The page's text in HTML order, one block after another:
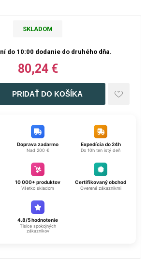
SKLADOM
do 10:00 dodanie do druhého dňa.
80,24 €
Doprava zadarmo
Nad 200 €
Expedícia do 24h
Do 10h ten istý deň
10 000+ produktov
Všetko skladom
Certifikovaný obchod
Overené zákazníkmi
4.8/5 hodnotenie
Tisíce spokojných
zákazníkov